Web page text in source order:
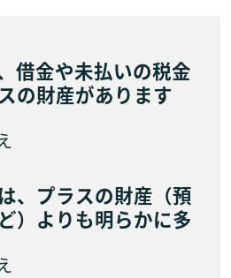
借金や未払いの税金
の財産があります
、プラスの財産（預
）よりも明らかに多